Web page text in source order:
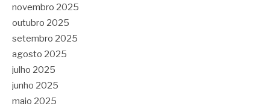
novembro 2025
outubro 2025
setembro 2025
agosto 2025
julho 2025
junho 2025
maio 2025